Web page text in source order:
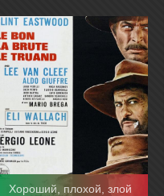
Хороший, плохой, злой